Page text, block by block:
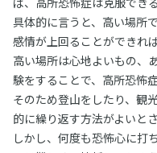
具体的に言うと、高い場所
感情が上回ることができれ
高い場所は心地よいもの、
験をすることで、高所恐怖
そのため登山をしたり、観
的に繰り返す方法がよいと
しかし、何度も恐怖心に打